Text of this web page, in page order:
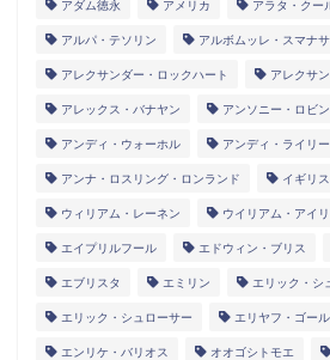
アダム徳永 アメリカ アラタ・クー
アルパ・テソリン アルボムッレ・スマナ
アレクサンダー・ロックハート アレクサ
アレックス・バナヤン アンソニー・ロビ
アンディ・ウォーホル アンディ・ライリー
アンナ・ロスリング・ロンランド イギリス
ウィリアム・レーネン ウイリアム・アイリ
エイプリルフール エドウィン・ブリス
エブリスタ エミリン エリック・シ
エリック・シュローサー エリヤフ・ゴー
エンリケ・バリオス オオゴシトモエ